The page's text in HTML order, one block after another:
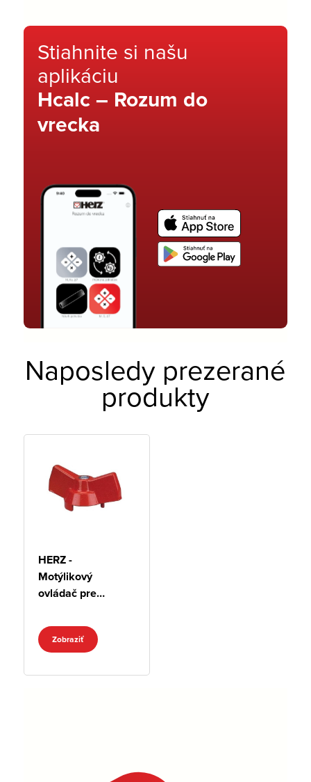
Stiahnite si našu
aplikáciu
Hcalc – Rozum do
vrecka
Naposledy prezerané
produkty
HERZ -
Motýlikový
ovládač pre
PROFI
Zobraziť